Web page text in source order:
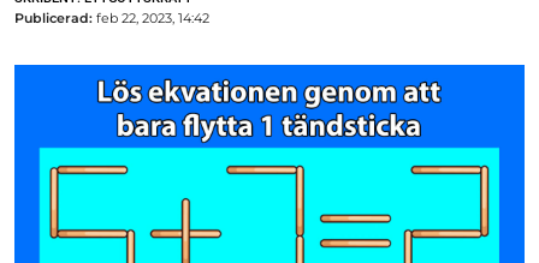
Publicerad: feb 22, 2023, 14:42